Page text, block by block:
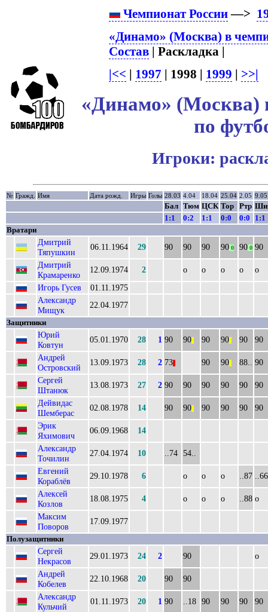
Чемпионат России—>
«Динамо» (Москва) в
Состав | Раскладка |
|<< | 1997 | 1998 | 1999 | >>|
«Динамо» (Москва)
по
Игроки:
№ Гражд. Имя Дата рожд. Игры Голы 28.03 4.04 18.04 25.04 2.05 9.05
Бал Тюм ЦСК Тор Ртр
1:1
0:2 1:1 0:0 0:0
1:1
Вратари
Дмитрий
Тяпушкин
06.11.1964 29 90 90 90 90 0 90 0 90
Дмитрий
Крамаренко
12.09.1974 2 о о о о
о
Игорь Гусев
01.11.1975
Александр
Мищук
22.04.1977
Защитники
Юрий
Ковтун
05.01.1970 28 1 90 90 90 90 90
90
Андрей
Островский
13.09.1973 28 2 73 90 90 88..
90
Сергей
Штанюк
13.08.1973 27 2 90 90 90 90 90
90
Дейвидас
Шемберас
02.08.1978 14 90 90 90 90 90
90
Эрик
Яхимович
06.09.1968
14
Александр
Точилин
27.04.1974 10 ..74 54..
Евгений
Кораблёв
29.10.1978 6 о о о ..87
..66
Алексей
Козлов
18.08.1975 4 о о о ..88 о
Максим
Поворов
17.09.1977
Полузащитники
Сергей
Некрасов
29.01.1973 24 2 90
о
Андрей
Кобелев
22.10.1968 20 90
90
Александр
Кульчий
01.11.1973 20 1 90 ..18 90 90 90
90